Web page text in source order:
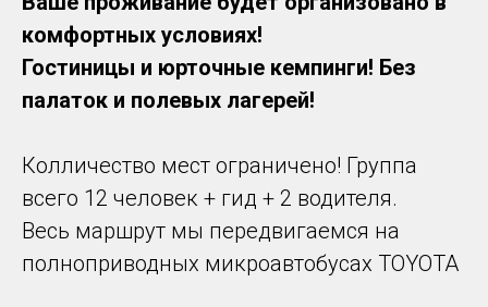
комфортных условиях!
Гостиницы и юрточные кемпинги! Без
палаток и полевых лагерей!
Колличество мест ограничено! Группа
всего 12 человек + гид + 2 водителя.
Весь маршрут мы передвигаемся на
полноприводных микроавтобусах TOYOTA